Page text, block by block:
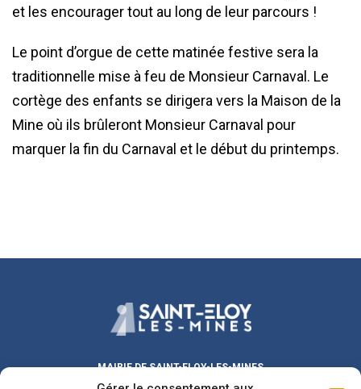
et les encourager tout au long de leur parcours !
Le point d’orgue de cette matinée festive sera la
traditionnelle mise à feu de Monsieur Carnaval. Le
cortège des enfants se dirigera vers la Maison de la
Mine où ils brûleront Monsieur Carnaval pour
marquer la fin du Carnaval et le début du printemps.
MAIRIE DE SAINT-ELOY-LES-MINES
Place Michel DUVAL